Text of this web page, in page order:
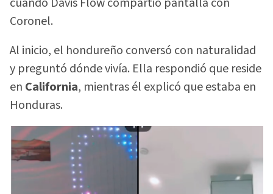
Coronel.
Al inicio, el hondureño conversó con naturalidad
y preguntó dónde vivía. Ella respondió que reside
en California, mientras él explicó que estaba en
Honduras.